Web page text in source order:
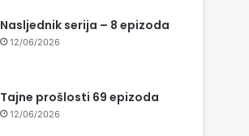
Nasljednik serija – 8 epizoda
12/06/2026
Tajne prošlosti 69 epizoda
12/06/2026